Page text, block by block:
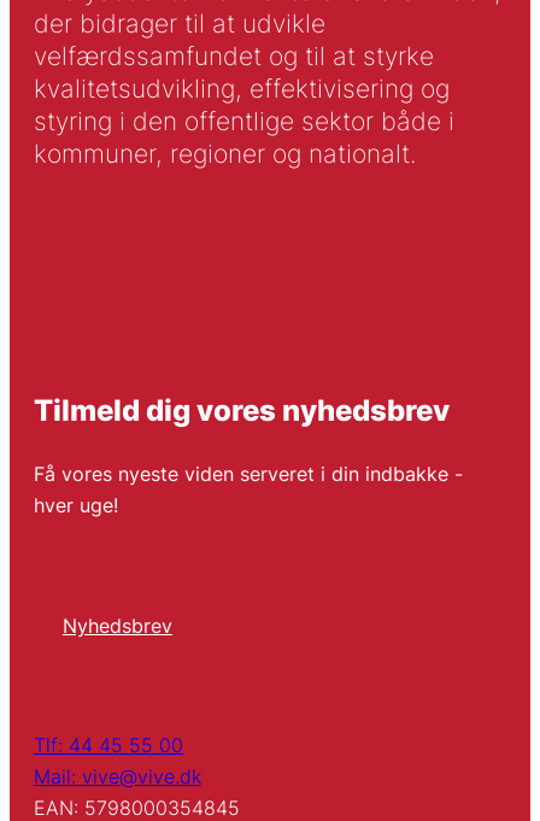
der bidrager til at udvikle
velfærdssamfundet og til at styrke
kvalitetsudvikling, effektivisering og
styring i den offentlige sektor både i
kommuner, regioner og nationalt.
Tilmeld dig vores nyhedsbrev
Få vores nyeste viden serveret i din indbakke -
hver uge!
Nyhedsbrev
Tlf: 44 45 55 00
Mail: vive@vive.dk
EAN: 5798000354845